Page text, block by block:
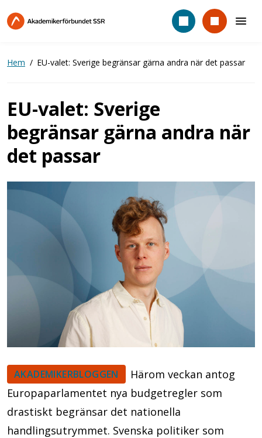
till
Hem EU-valet: Sverige begränsar gärna andra när det passar
EU-valet: Sverige
begränsar gärna andra när
det passar
AKADEMIKERBLOGGEN
Härom veckan antog
Europaparlamentet nya budgetregler som
drastiskt begränsar det nationella
handlingsutrymmet. Svenska politiker som